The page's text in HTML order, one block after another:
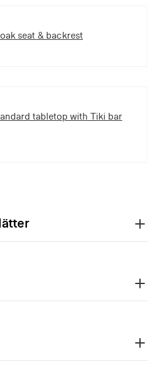
seat & backrest
tabletop with Tiki bar